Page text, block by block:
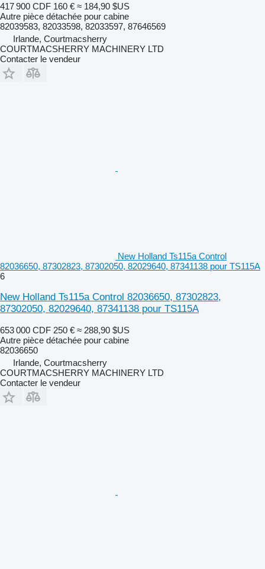
417 900 CDF 160 € ≈ 184,90 $US
Autre pièce détachée pour cabine
82039583, 82033598, 82033597, 87646569
Irlande, Courtmacsherry
COURTMACSHERRY MACHINERY LTD
Contacter le vendeur
New Holland Ts115a Control
82036650, 87302823, 87302050, 82029640, 87341138 pour TS115A
6
New Holland Ts115a Control 82036650, 87302823,
87302050, 82029640, 87341138 pour TS115A
653 000 CDF 250 € ≈ 288,90 $US
Autre pièce détachée pour cabine
82036650
Irlande, Courtmacsherry
COURTMACSHERRY MACHINERY LTD
Contacter le vendeur